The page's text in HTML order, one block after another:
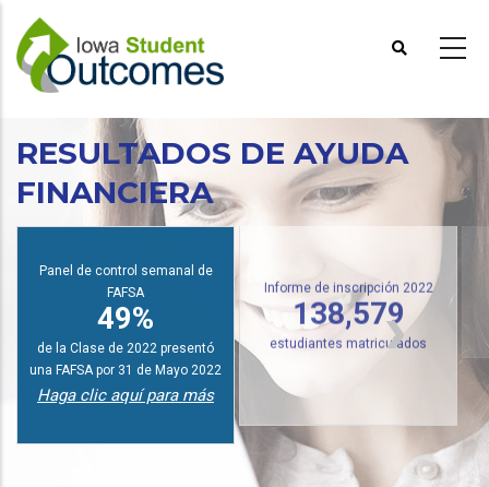
Pasar
contenido
principal
RESULTADOS DE AYUDA
FINANCIERA
Panel de control semanal de
FAFSA
49%
de la Clase de 2022 presentó
una FAFSA por 31 de Mayo 2022
Haga clic aquí para más
Informe de inscripción 2022
138,579